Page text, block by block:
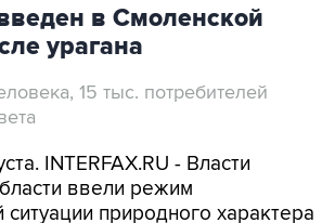
в Смоленской
урагана
15 тыс. потребителей
INTERFAX.RU - Власти
ввели режим
природного характера